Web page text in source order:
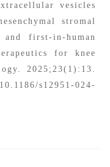
vesicles
stromal
first-in-human
for knee
2025;23(1):13.
s12951-024-